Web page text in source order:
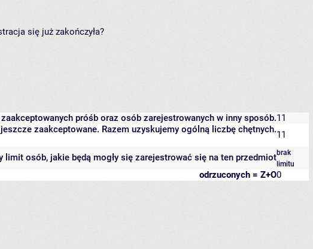
się już zakończyła?
próśb oraz osób zarejestrowanych w inny sposób.11
zaakceptowane. Razem uzyskujemy ogólną liczbę chętnych.11
limit osób, jakie będą mogły się zarejestrować się na ten przedmiotbrak
limitu
odrzuconych = Z+O0